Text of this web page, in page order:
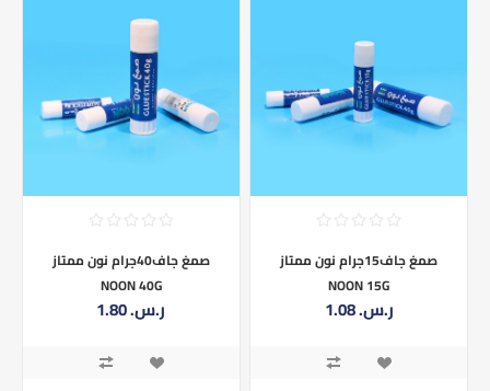
صمغ جاف40جرام نون ممتاز
NOON 40G
1.80 ر.س.‏
صمغ جاف15جرام نون ممتاز
NOON 15G
1.08 ر.س.‏